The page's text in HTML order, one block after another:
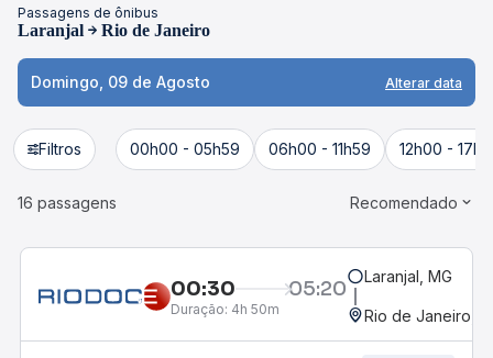
Passagens de ônibus
Laranjal Rio de Janeiro
Domingo, 09 de Agosto Alterar data
Filtros 00h00 - 05h59 06h00 - 11h59 12h00 -
16 passagens Recomendado
00:30 05:20
Duração: 4h 50m
Laranjal, MG
Rio de Janeiro,